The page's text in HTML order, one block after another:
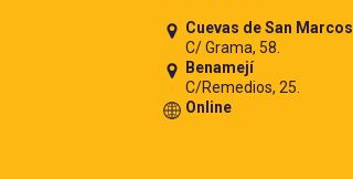
Cuevas de San Marcos
C/ Grama, 58.
Benamejí
C/Remedios, 25.
Online